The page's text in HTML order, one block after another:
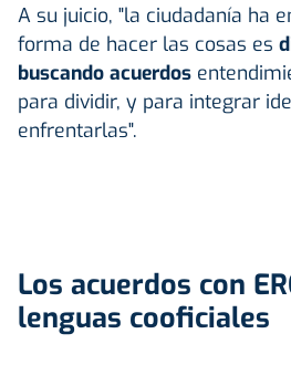
A su juicio, "la ciudadanía ha
forma de hacer las cosas es
buscando acuerdos
para dividir, y para integrar
enfrentarlas".
Los acuerdos con
lenguas cooficiales